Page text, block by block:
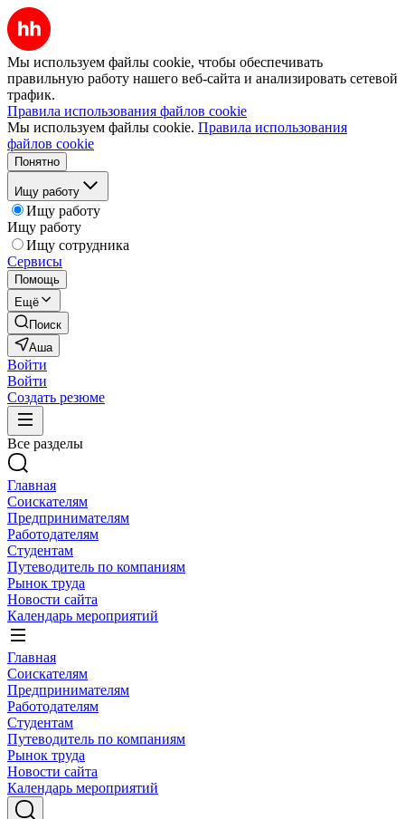
Мы используем файлы cookie, чтобы обеспечивать
правильную работу нашего веб-сайта и анализировать сетевой
трафик.
Правила использования файлов cookie
Мы используем файлы cookie. Правила использования
файлов cookie
Понятно
Ищу работу
Ищу работу
Ищу работу
Ищу сотрудника
Сервисы
Помощь
Ещё
Поиск
Аша
Войти
Войти
Создать резюме
Все разделы
Главная
Соискателям
Предпринимателям
Работодателям
Студентам
Путеводитель по компаниям
Рынок труда
Новости сайта
Календарь мероприятий
Главная
Соискателям
Предпринимателям
Работодателям
Студентам
Путеводитель по компаниям
Рынок труда
Новости сайта
Календарь мероприятий